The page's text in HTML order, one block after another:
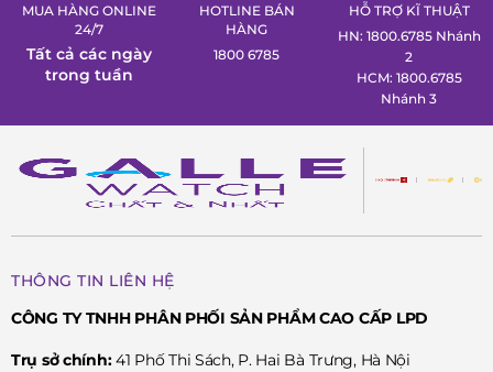
MUA HÀNG ONLINE
24/7
Tất cả các ngày
trong tuần
HOTLINE BÁN
HÀNG
1800 6785
HỖ TRỢ KĨ THUẬT
HN: 1800.6785 Nhánh
2
HCM: 1800.6785
Nhánh 3
THÔNG TIN LIÊN HỆ
CÔNG TY TNHH PHÂN PHỐI SẢN PHẨM CAO CẤP LPD
Trụ sở chính:41 Phố Thi Sách, P. Hai Bà Trưng, Hà Nội